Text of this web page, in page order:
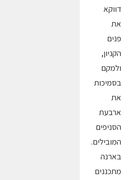
דווקא
את
פנים
הקניון,
ולמקם
בסמיכות
את
ארבעת
הסניפים
המובילים.
בארנה
מתכננים